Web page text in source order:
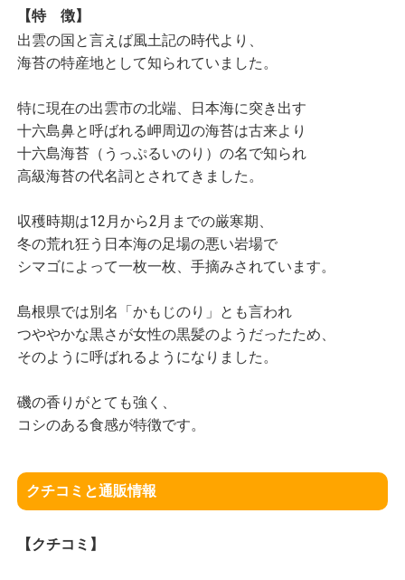
【特 徴】
出雲の国と言えば風土記の時代より、
海苔の特産地として知られていました。
特に現在の出雲市の北端、日本海に突き出す
十六島鼻と呼ばれる岬周辺の海苔は古来より
十六島海苔（うっぷるいのり）の名で知られ
高級海苔の代名詞とされてきました。
収穫時期は12月から2月までの厳寒期、
冬の荒れ狂う日本海の足場の悪い岩場で
シマゴによって一枚一枚、手摘みされています。
島根県では別名「かもじのり」とも言われ
つややかな黒さが女性の黒髪のようだったため、
そのように呼ばれるようになりました。
磯の香りがとても強く、
コシのある食感が特徴です。
クチコミと通販情報
【クチコミ】